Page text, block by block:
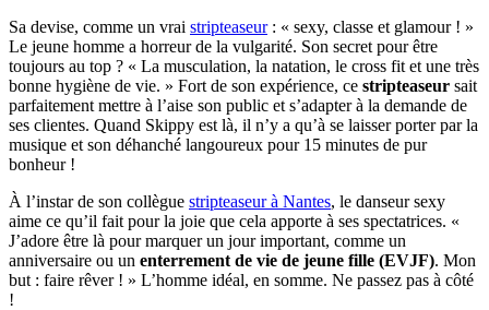
Sa devise, comme un vrai stripteaseur: « sexy, classe et glamour ! »
Le jeune homme a horreur de la vulgarité. Son secret pour être
toujours au top ? « La musculation, la natation, le cross fit et une très
bonne hygiène de vie. » Fort de son expérience, ce stripteaseur sait
parfaitement mettre à l’aise son public et s’adapter à la demande de
ses clientes. Quand Skippy est là, il n’y a qu’à se laisser porter par la
musique et son déhanché langoureux pour 15 minutes de pur
bonheur !
À l’instar de son collègue stripteaseur à Nantes, le danseur sexy
aime ce qu’il fait pour la joie que cela apporte à ses spectatrices. «
J’adore être là pour marquer un jour important, comme un
anniversaire ou un enterrement de vie de jeune fille (EVJF). Mon
but : faire rêver ! » L’homme idéal, en somme. Ne passez pas à côté
!